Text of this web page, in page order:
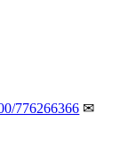
776266366 ✉